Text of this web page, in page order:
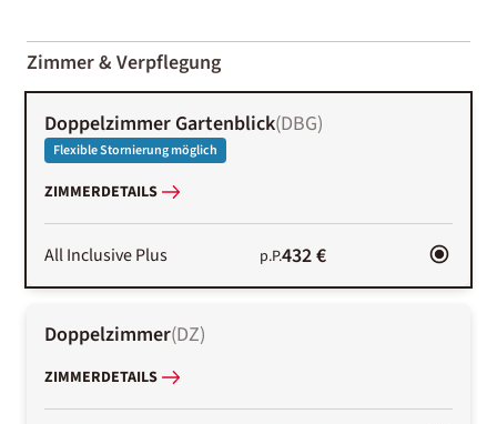
01-02
Zimmer & Verpflegung
Doppelzimmer Gartenblick(DBG)
Flexible Stornierung möglich
ZIMMERDETAILS
All Inclusive Plus p.P.432 €
Doppelzimmer(DZ)
ZIMMERDETAILS